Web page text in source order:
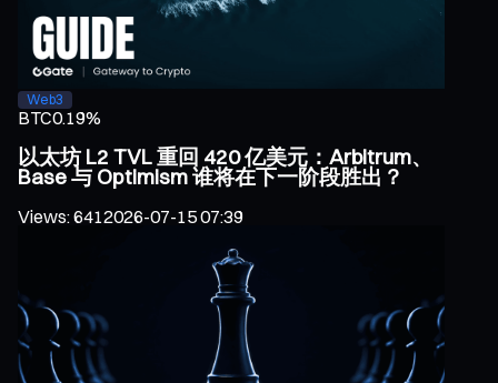
Web3
BTC0.19%
以太坊 L2 TVL 重回 420 亿美元：Arbitrum、
Base 与 Optimism 谁将在下一阶段胜出？
Views:6412026-07-15 07:39